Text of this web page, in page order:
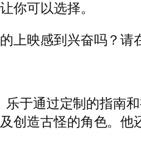
你可以选择。
上映感到兴奋吗？请
于通过定制的指南
创造古怪的角色。